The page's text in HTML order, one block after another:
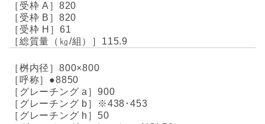
820
820
61
115.9
800×800
●8850
900
※438･453
50